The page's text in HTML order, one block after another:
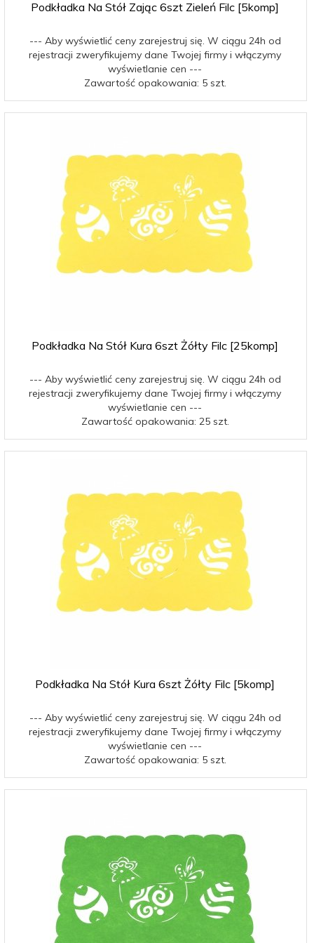
Podkładka Na Stół Zając 6szt Zieleń Filc [5komp]
--- Aby wyświetlić ceny zarejestruj się. W ciągu 24h od
rejestracji zweryfikujemy dane Twojej firmy i włączymy
wyświetlanie cen ---
Zawartość opakowania: 5 szt.
Podkładka Na Stół Kura 6szt Żółty Filc [25komp]
--- Aby wyświetlić ceny zarejestruj się. W ciągu 24h od
rejestracji zweryfikujemy dane Twojej firmy i włączymy
wyświetlanie cen ---
Zawartość opakowania: 25 szt.
Podkładka Na Stół Kura 6szt Żółty Filc [5komp]
--- Aby wyświetlić ceny zarejestruj się. W ciągu 24h od
rejestracji zweryfikujemy dane Twojej firmy i włączymy
wyświetlanie cen ---
Zawartość opakowania: 5 szt.